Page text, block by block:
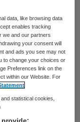
55-
van het
(SCP).
normen al
ANBO.
Roze 50+
data, like browsing data
enables tracking
we and our partners
your consent will
and ads you see may not
to change your choices or
Preferences link on the
within our Website. For
statistical cookies,